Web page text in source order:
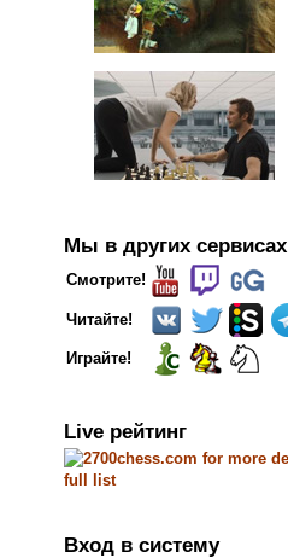
Мы в других сервисах
Смотрите!
Читайте!
Играйте!
Live рейтинг
Вход в систему